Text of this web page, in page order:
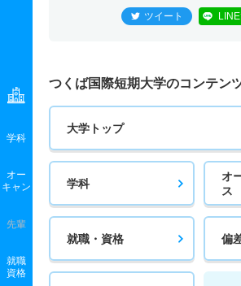
学科
オー
キャン
先輩
就職
資格
ツイート
つくば国際短期大学のコンテン
大学トップ
学科
オ
ス
就職・資格 偏